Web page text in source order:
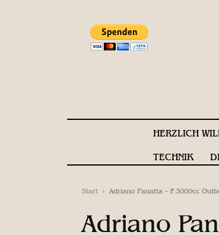
HERZLICH
TECHNIK
Start Adriano Panatta - F.3000cc
Adriano